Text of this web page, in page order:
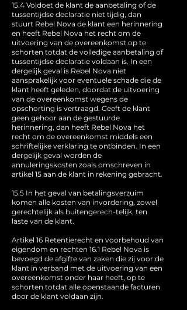
15.4 Voldoet de klant de aanbetaling of de
tussentijdse declaratie niet tijdig, dan
stuurt Rebel Nova de klant een herinnering
en heeft Rebel Nova het recht om de
uitvoering van de overeenkomst op te
schorten totdat de volledige aanbetaling of
tussentijdse declaratie voldaan is. In een
dergelijk geval is Rebel Nova niet
aansprakelijk voor eventuele schade die de
klant heeft geleden, doordat de uitvoering
van de overeenkomst wegens de
opschorting is vertraagd. Geeft de klant
geen gehoor aan de gestuurde
herinnering, dan heeft Rebel Nova het
recht om de overeenkomst middels een
schriftelijke verklaring te ontbinden. In een
dergelijk geval worden de
annuleringskosten zoals omschreven in
artikel 15 aan de klant in rekening gebracht.
15.5 In het geval van betalingsverzuim
komen alle kosten van invordering, zowel
gerechtelijk als buitengerech-telijk, ten
laste van de klant.
Artikel 16 Retentierecht en voorbehoud van
eigendom en rechten 16.1 Rebel Nova is
bevoegd de afgifte van zaken die zij voor de
klant in verband met de uitvoering van een
overeenkomst onder haar heeft, op te
schorten totdat alle openstaande facturen
door de klant voldaan zijn.